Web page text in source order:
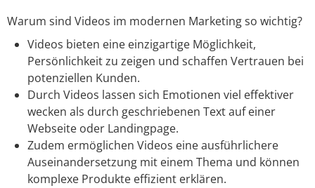
Warum sind Videos im modernen Marketing so wichtig?
Videos bieten eine einzigartige Möglichkeit,
Persönlichkeit zu zeigen und schaffen Vertrauen bei
potenziellen Kunden.
Durch Videos lassen sich Emotionen viel effektiver
wecken als durch geschriebenen Text auf einer
Webseite oder Landingpage.
Zudem ermöglichen Videos eine ausführlichere
Auseinandersetzung mit einem Thema und können
komplexe Produkte effizient erklären.